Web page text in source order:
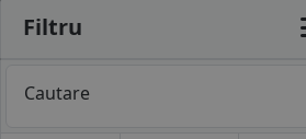
Filtru
Cautare